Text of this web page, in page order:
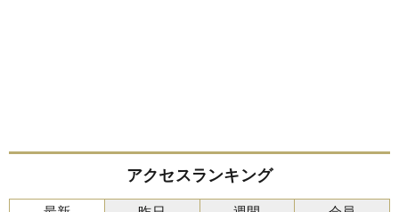
アクセスランキング